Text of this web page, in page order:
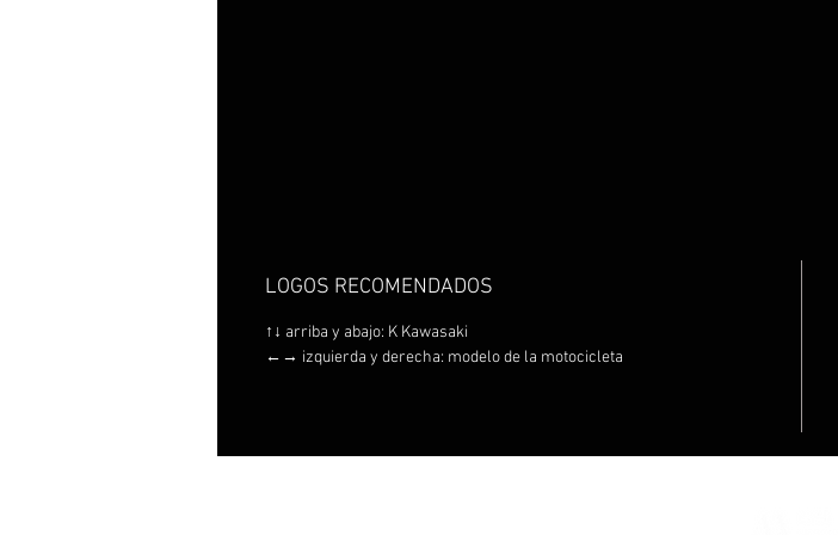
LOGOS RECOMENDADOS
↑↓ arriba y abajo: K Kawasaki
←→ izquierda y derecha: modelo de la motocicleta